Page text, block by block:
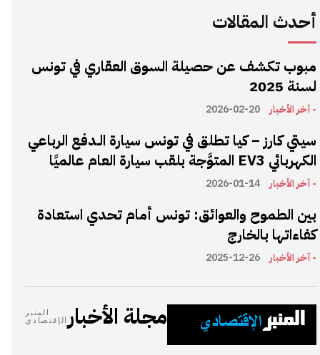
أحدث المقالات
مبوب تكشف عن حصيلة السوق العقاري في تونس
لسنة 2025
- آخر الأخبار 2026-02-20
سيتي كارز – كيا تطلق في تونس سيارة الـدفع الرباعي
الكهربائي EV3 المتوَّجة بلقب سيارة العام عالميًا
- آخر الأخبار 2026-01-14
بين الطموح والعوائق: تونس أمام تحدي استعادة
كفاءاتها بالخارج
- آخر الأخبار 2025-12-26
مجلة الأخبار
المنبر
الإقتصادي